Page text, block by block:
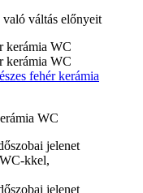
váltás előnyeit
fehér kerámia
WC